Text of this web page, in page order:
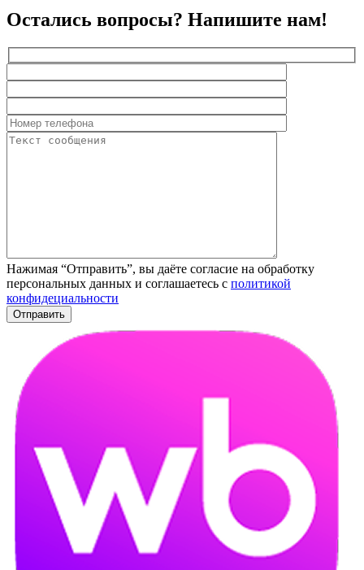
Остались вопросы? Напишите нам!
Нажимая “Отправить”, вы даёте согласие на обработку
персональных данных и соглашаетесь с политикой
конфидециальности